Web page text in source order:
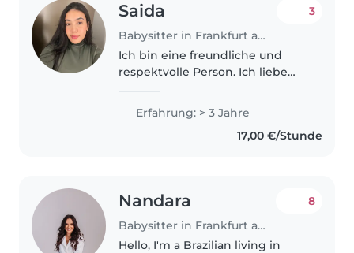
Saida
Babysitter in Frankfurt am Main
3
Ich bin eine freundliche und
respektvolle Person. Ich liebe
mich sehr gern um Kinder. Ich
sorge immer für eine sichere
und warme Umgebung voller
Erfahrung: > 3 Jahre
17,00 €/Stunde
Nandara
Babysitter in Frankfurt am Main
8
Hello, I'm a Brazilian living in